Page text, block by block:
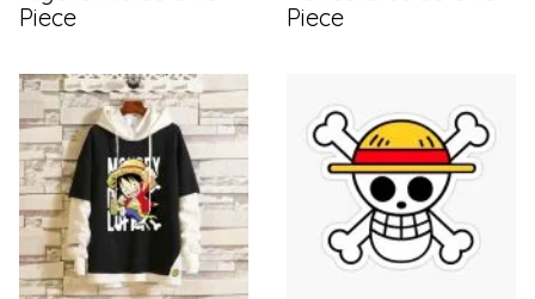
Piece
Piece